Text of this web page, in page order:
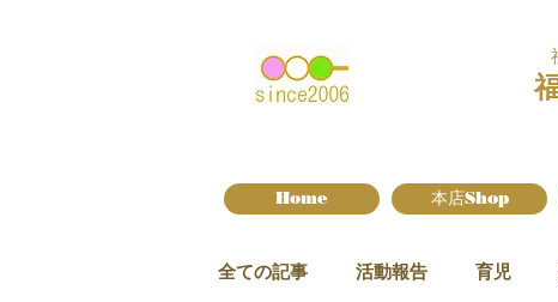
Home 本店Shop
全ての記事 活動報告 育児